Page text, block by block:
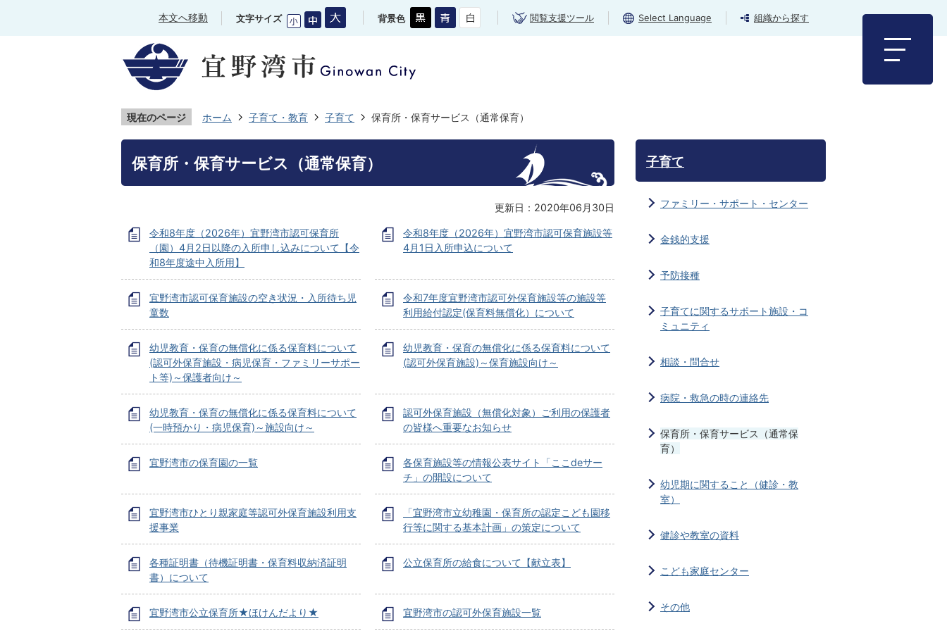
本文へ移動 文字サイズ 背景色 閲覧支援ツール Select Language 組織から探す
現在のページ ホーム 子育て・教育 子育て 保育所・保育サービス（通常保育）
保育所・保育サービス（通常保育）
更新日：2020年06月30日
令和8年度（2026年）宜野湾市認可保育所
（園）4月2日以降の入所申し込みについて【令
和8年度途中入所用】
令和8年度（2026年）宜野湾市認可保育施設等
4月1日入所申込について
宜野湾市認可保育施設の空き状況・入所待ち児
童数
令和7年度宜野湾市認可外保育施設等の施設等
利用給付認定(保育料無償化）について
幼児教育・保育の無償化に係る保育料について
(認可外保育施設・病児保育・ファミリーサポー
ト等)～保護者向け～
幼児教育・保育の無償化に係る保育料について
(認可外保育施設)～保育施設向け～
幼児教育・保育の無償化に係る保育料について
(一時預かり・病児保育)～施設向け～
認可外保育施設（無償化対象）ご利用の保護者
の皆様へ重要なお知らせ
宜野湾市の保育園の一覧
各保育施設等の情報公表サイト「ここdeサー
チ」の開設について
宜野湾市ひとり親家庭等認可外保育施設利用支
援事業
「宜野湾市立幼稚園・保育所の認定こども園移
行等に関する基本計画」の策定について
各種証明書（待機証明書・保育料収納済証明
書）について
公立保育所の給食について【献立表】
宜野湾市公立保育所★ほけんだより★ 宜野湾市の認可外保育施設一覧
子育て
ファミリー・サポート・センター
金銭的支援
予防接種
子育てに関するサポート施設・コ
ミュニティ
相談・問合せ
病院・救急の時の連絡先
保育所・保育サービス（通常保
育）
幼児期に関すること（健診・教
室）
健診や教室の資料
こども家庭センター
その他